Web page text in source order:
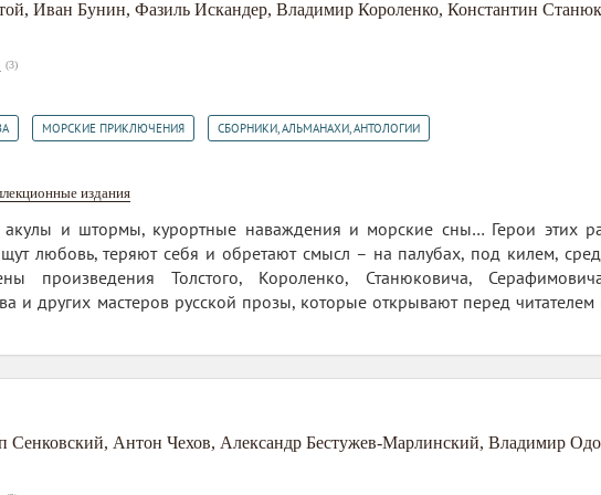
, Иван Бунин, Фазиль Искандер, Владимир Короленко, Константин
(3)
МОРСКИЕ ПРИКЛЮЧЕНИЯ СБОРНИКИ, АЛЬМАНАХИ, АНТОЛОГИИ
издания
и штормы, курортные наваждения и морские сны… Герои этих
любовь, теряют себя и обретают смысл – на палубах, под килем,
произведения Толстого, Короленко, Станюковича,
и других мастеров русской прозы, которые открывают перед
Сенковский, Антон Чехов, Александр Бестужев-Марлинский, Владимир